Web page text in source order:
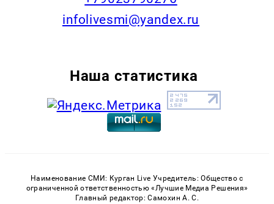
infolivesmi@yandex.ru
Наша статистика
Наименование СМИ: Курган Live Учредитель: Общество с
ограниченной ответственностью «Лучшие Медиа Решения»
Главный редактор: Самохин А. С.